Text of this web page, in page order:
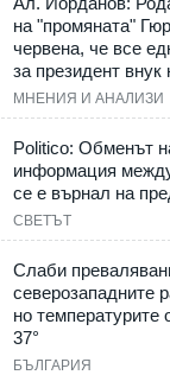
на "промяната"
червена, че все
за президент внук
МНЕНИЯ И АНАЛИЗИ
Politico: Обменът
информация
се е върнал на
СВЕТЪТ
Слаби
северозападните
но температурите
37°
БЪЛГАРИЯ